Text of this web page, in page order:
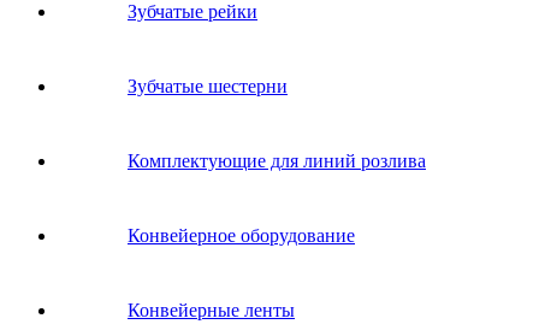
Зубчатые рейки
Зубчатые шестерни
Комплектующие для линий розлива
Конвейерное оборудование
Конвейерные ленты